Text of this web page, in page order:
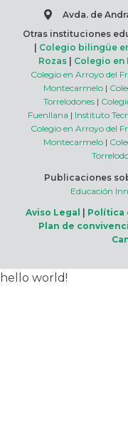
Avda. de
Otras instituciones
Colegio bilingüe
Rozas
Colegio en
Colegio en Arroyo del
Montecarmelo|
Torrelodones|
Fuenllana | Instituto
Colegio en Arroyo del
Montecarmelo|
Publicaciones
Educación
Aviso Legal
Política
Plan de
hello world!